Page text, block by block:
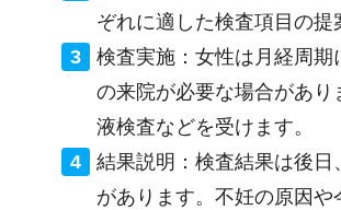
ぞれに適した検査項目の提
検査実施：女性は月経周期
の来院が必要な場合があり
液検査などを受けます。
結果説明：検査結果は後日
があります。不妊の原因や